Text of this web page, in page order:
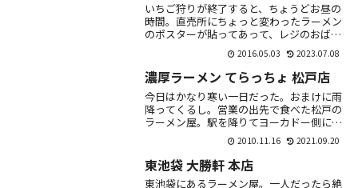
いちご狩りが終了すると、ちょうどお昼の
時間。直売所にちょっと変わったラーメン
のポスターが貼ってあって、レジのおばち
ゃんにも薦められたので、行ってきた。ベ
ジ白湯らーめん。780円。他にも「とまと
らーめん...
2016.05.03 2023.07.08
濃厚ラーメン てらっちょ 松戸店
今日はかなり寒い一日だった。おまけに雨
降ってくるし。営業の出先で食べた松戸の
ラーメン屋。駅を降りてヨーカドー側に進
み、突き当たりを左に進んで5分程度。て
らっちょという変わったネーミング。看板
は派手目で...
2010.11.16 2021.09.20
東池袋 大勝軒 本店
東池袋にあるラーメン屋。一人だったら絶